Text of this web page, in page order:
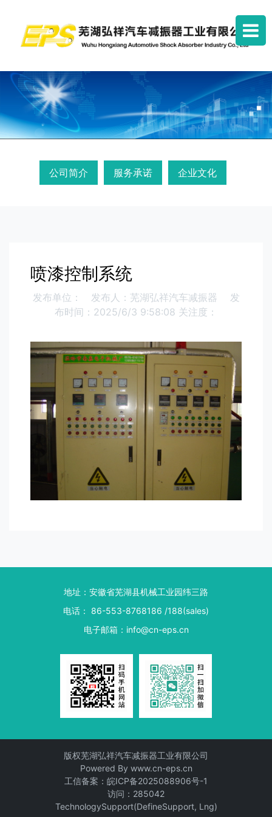
公司简介 服务承诺 企业文化
喷漆控制系统
发布单位： 发布人：芜湖弘祥汽车减振器
发
布时间：2025/6/3 9:58:08 关注度：
地址： 安徽省芜湖县机械工业园纬三路
电话 ：
86-553-8768186 /188(sales)
电子邮箱： info@cn-eps.cn
版权芜湖弘祥汽车减振器工业有限公司
Powered By www.cn-eps.cn
工信备案： 皖ICP备2025088906号-1
访问： 285042
TechnologySupport(DefineSupport, Lng)